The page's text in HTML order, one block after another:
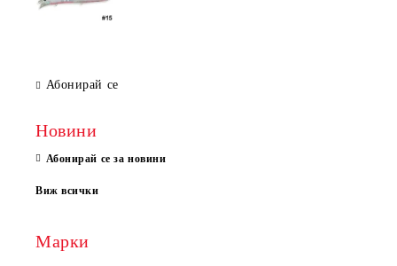
Абонирай се
Новини
Абонирай се за новини
Виж всички
Марки